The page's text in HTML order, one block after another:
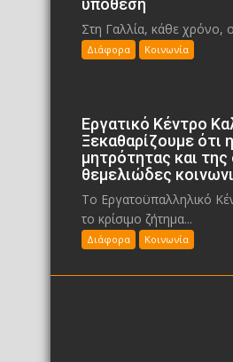
Στη Γαλλία, κάθε χρόνο,
Διάφορα Κοινωνία
Εργατικό Κέντρο
Ξεκαθαρίζουμε ότι
μητρότητας και της
θεμελιώδες
Το Εργατοϋπαλληλικό
το κρίσιμο ζήτημα...
Διάφορα Κοινωνία